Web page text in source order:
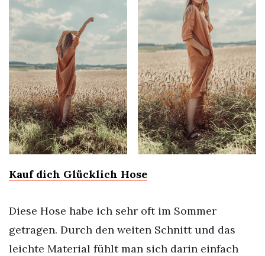
Kauf dich Glücklich Hose
Diese Hose habe ich sehr oft im Sommer
getragen. Durch den weiten Schnitt und das
leichte Material fühlt man sich darin einfach